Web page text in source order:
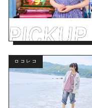
ロコレコ